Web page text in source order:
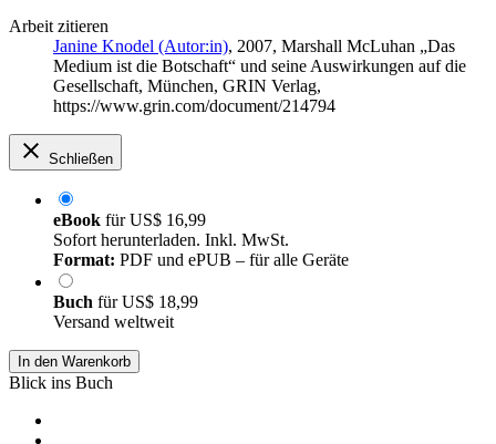
Arbeit zitieren
Janine Knodel (Autor:in), 2007, Marshall McLuhan „Das
Medium ist die Botschaft“ und seine Auswirkungen auf die
Gesellschaft, München, GRIN Verlag,
https://www.grin.com/document/214794
Schließen
eBook fürUS$ 16,99
Sofort herunterladen. Inkl. MwSt.
Format: PDF und ePUB – für alle Geräte
Buch fürUS$ 18,99
Versand weltweit
In den Warenkorb
Blick ins Buch